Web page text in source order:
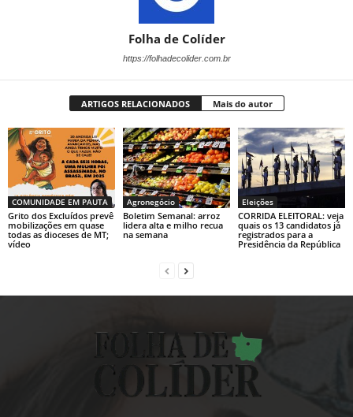
Folha de Colíder
https://folhadecolider.com.br
ARTIGOS RELACIONADOS Mais do autor
COMUNIDADE EM PAUTA
Grito dos Excluídos prevê
mobilizações em quase
todas as dioceses de MT;
vídeo
Agronegócio
Boletim Semanal: arroz
lidera alta e milho recua
na semana
Eleições
CORRIDA ELEITORAL: veja
quais os 13 candidatos já
registrados para a
Presidência da República